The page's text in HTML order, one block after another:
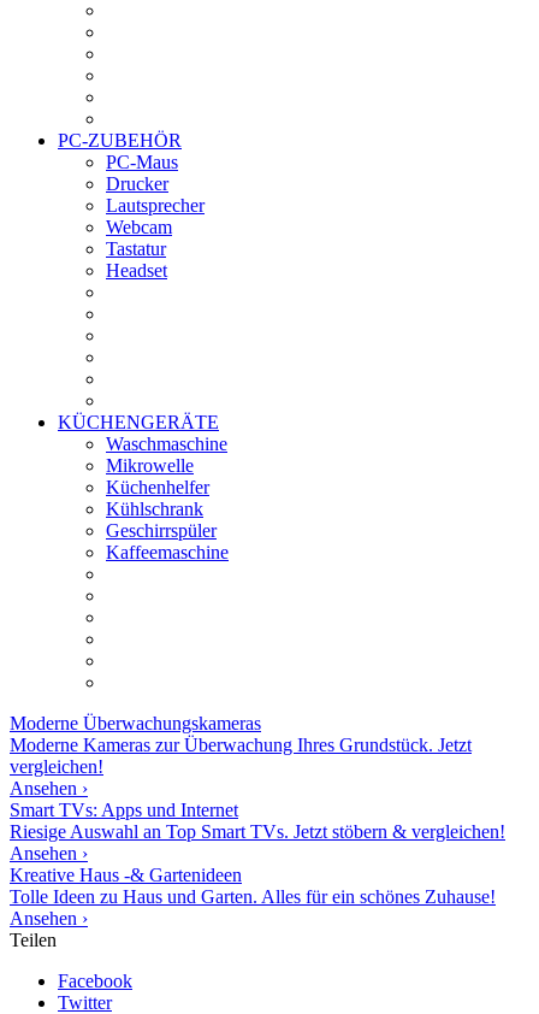
PC-ZUBEHÖR
PC-Maus
Drucker
Lautsprecher
Webcam
Tastatur
Headset
KÜCHENGERÄTE
Waschmaschine
Mikrowelle
Küchenhelfer
Kühlschrank
Geschirrspüler
Kaffeemaschine
Moderne Überwachungskameras
Moderne Kameras zur Überwachung Ihres Grundstück. Jetzt
vergleichen!
Ansehen ›
Smart TVs: Apps und Internet
Riesige Auswahl an Top Smart TVs. Jetzt stöbern & vergleichen!
Ansehen ›
Kreative Haus -& Gartenideen
Tolle Ideen zu Haus und Garten. Alles für ein schönes Zuhause!
Ansehen ›
Teilen
Facebook
Twitter